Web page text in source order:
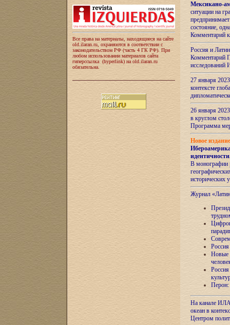
Все права на материалы, находящиеся на сайте
old.ilaran.ru, охраняются в соответствии с
законодательством РФ (часть 4 ГК РФ). При
любом использовании материалов сайта
гиперссылка (hyperlink) на old.ilaran.ru
обязательна.
Мексикано-
ситуации на
состояние,
Комментарий
Россия и
Комментарий
27 января
контексте
26 января
в круглом
Программа
Новое
идентичности
В монографии
исторических
Журнал
Новые
Перон:
На канале
океан в
Центром